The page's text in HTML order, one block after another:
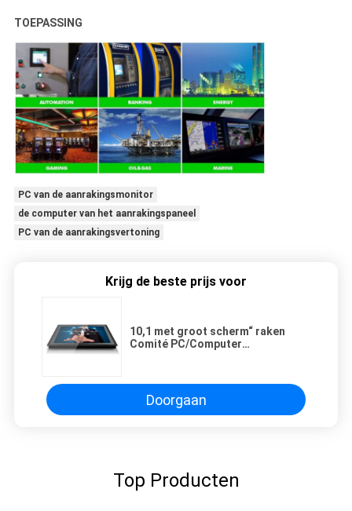
TOEPASSING
PC van de aanrakingsmonitor
de computer van het aanrakingspaneel
PC van de aanrakingsvertoning
Krijg de beste prijs voor
10,1 met groot scherm“ raken
Comité PC/Computer
Doorgaan
Top Producten